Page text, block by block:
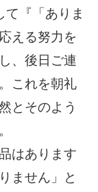
『「ありま
える努力を
、後日ご連
これを朝礼
とそのよう
はあります
ません」と